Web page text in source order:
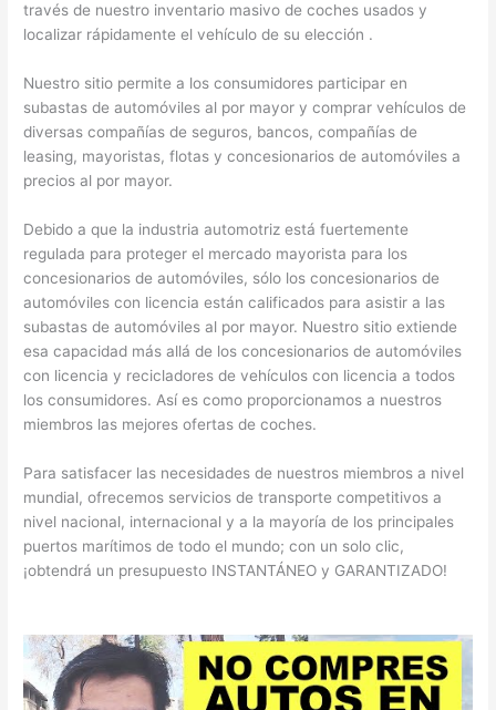
través de nuestro inventario masivo de coches usados y
localizar rápidamente el vehículo de su elección .
Nuestro sitio permite a los consumidores participar en
subastas de automóviles al por mayor y comprar vehículos de
diversas compañías de seguros, bancos, compañías de
leasing, mayoristas, flotas y concesionarios de automóviles a
precios al por mayor.
Debido a que la industria automotriz está fuertemente
regulada para proteger el mercado mayorista para los
concesionarios de automóviles, sólo los concesionarios de
automóviles con licencia están calificados para asistir a las
subastas de automóviles al por mayor. Nuestro sitio extiende
esa capacidad más allá de los concesionarios de automóviles
con licencia y recicladores de vehículos con licencia a todos
los consumidores. Así es como proporcionamos a nuestros
miembros las mejores ofertas de coches.
Para satisfacer las necesidades de nuestros miembros a nivel
mundial, ofrecemos servicios de transporte competitivos a
nivel nacional, internacional y a la mayoría de los principales
puertos marítimos de todo el mundo; con un solo clic,
¡obtendrá un presupuesto INSTANTÁNEO y GARANTIZADO!